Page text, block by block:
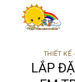
THIẾT KẾ
LẮP